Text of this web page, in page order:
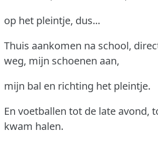
op het pleintje, dus...
Thuis aankomen na school,
weg, mijn schoenen aan,
mijn bal en richting het pleintje.
En voetballen tot de late avond,
kwam halen.